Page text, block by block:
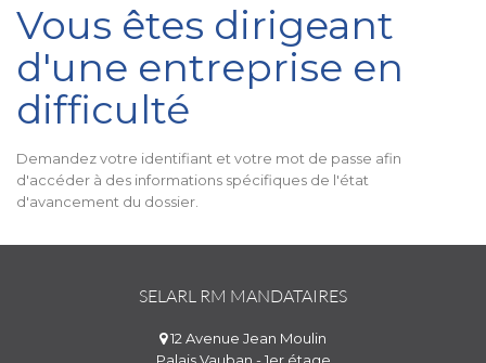
Vous êtes dirigeant
d'une entreprise en
difficulté
Demandez votre identifiant et votre mot de passe afin
d'accéder à des informations spécifiques de l'état
d'avancement du dossier.
SELARL RM MANDATAIRES
12 Avenue Jean Moulin